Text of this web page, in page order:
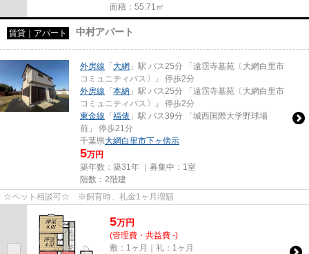
面積：55.71㎡
賃貸｜アパート 中村アパート
外房線 「大網 」駅 バス25分 「遠霑寺墓苑〔大網白里市
コミュニティバス〕」 停歩2分
外房線 「本納 」駅 バス25分 「遠霑寺墓苑〔大網白里市
コミュニティバス〕」 停歩2分
東金線 「福俵 」駅 バス39分 「城西国際大学野球場
前」 停歩21分
千葉県大網白里市下ヶ傍示
5万円
築年数：築31年 ｜募集中： 1室
階数：2階建
☆ペット相談可☆ ※飼育時、礼金1ヶ月増額
5万円
(管理費・共益費 -)
敷：1ヶ月｜礼：1ヶ月